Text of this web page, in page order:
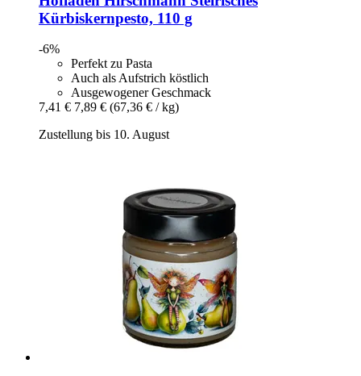
Kürbiskernpesto, 110 g
-6%
Perfekt zu Pasta
Auch als Aufstrich köstlich
Ausgewogener Geschmack
7,41 € 7,89 € (67,36 € / kg)
Zustellung bis 10. August